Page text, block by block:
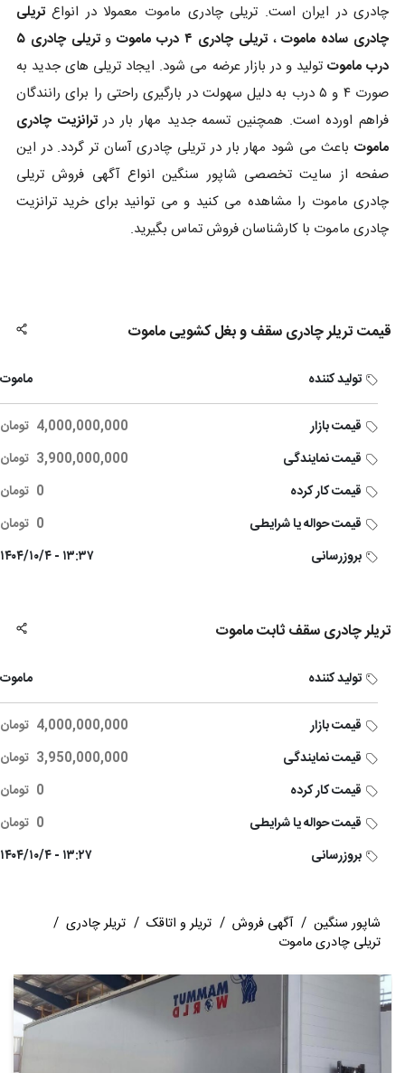
چادری در ایران است. تریلی چادری ماموت معمولا در انواعتریلی
چادری ساده ماموت، تریلی چادری ۴ درب ماموت و
تریلی چادری ۵
درب ماموتتولید و در بازار عرضه می شود. ایجاد تریلی های جدید به
صورت ۴ و ۵ درب به دلیل سهولت در بارگیری راحتی را برای رانندگان
فراهم اورده است. همچنین تسمه جدید مهار بار درترانزیت چادری
ماموتباعث می شود مهار بار در تریلی چادری آسان تر گردد. در این
صفحه از سایت تخصصی شاپور سنگین انواع آگهی فروش تریلی
چادری ماموت را مشاهده می کنید و می توانید برای خرید ترانزیت
چادری ماموت با کارشناسان فروش تماس بگیرید.
قیمت تریلر چادری سقف و بغل کشویی ماموت
تولید کننده ماموت
قیمت بازار 4,000,000,000 تومان
قیمت نمایندگی
3,900,000,000 تومان
قیمت کار کرده
تومان
قیمت حواله یا شرایطی
تومان
بروزرسانی
۱۳:۳۷ - ۱۴۰۴/۱۰/۴
تریلر چادری سقف ثابت ماموت
تولید کننده ماموت
قیمت بازار 4,000,000,000 تومان
قیمت نمایندگی
3,950,000,000 تومان
قیمت کار کرده
تومان
قیمت حواله یا شرایطی
تومان
بروزرسانی
۱۳:۲۷ - ۱۴۰۴/۱۰/۴
شاپور سنگین/ آگهی فروش/ تریلر و اتاقک/ تریلر چادری/
تریلی چادری ماموت